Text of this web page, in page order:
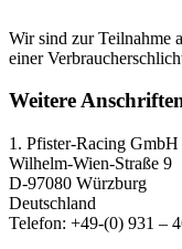
Wir sind zur Teilnahme
einer
Weitere
1. Pfister-Racing
Wilhelm-Wien-Straße 9
D-97080 Würzburg
Deutschland
Telefon: +49-(0) 931 –